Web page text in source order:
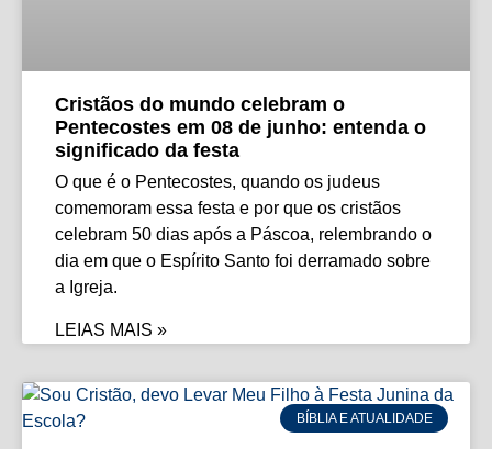
Cristãos do mundo celebram o
Pentecostes em 08 de junho: entenda o
significado da festa
O que é o Pentecostes, quando os judeus
comemoram essa festa e por que os cristãos
celebram 50 dias após a Páscoa, relembrando o
dia em que o Espírito Santo foi derramado sobre
a Igreja.
LEIAS MAIS »
BÍBLIA E ATUALIDADE